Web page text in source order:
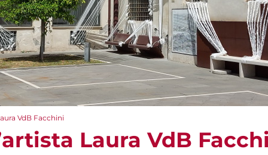
VdB Facchini
Laura VdB